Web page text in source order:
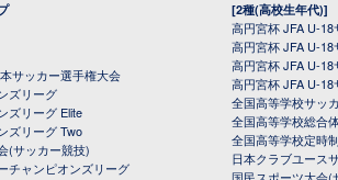
サッカー選手権大会
ズリーグ
ズリーグ Elite
ズリーグ Two
(サッカー競技)
チャンピオンズリーグ
[2種(高校生年代)]
高円宮杯 JFA U-
高円宮杯 JFA U-
高円宮杯 JFA U-
高円宮杯 JFA U-
全国高等学校サッ
全国高等学校総合
全国高等学校定時
日本クラブユース